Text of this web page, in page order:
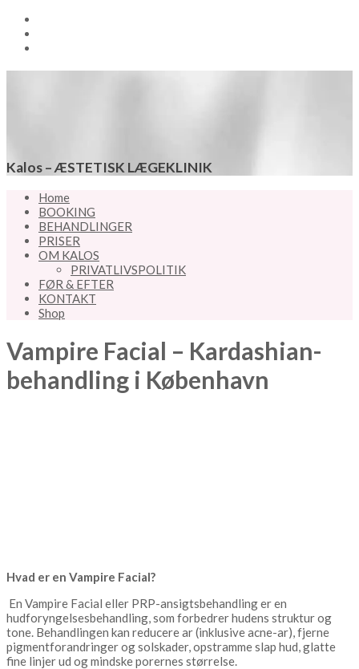
Kalos – ÆSTETISK LÆGEKLINIK
Home
BOOKING
BEHANDLINGER
PRISER
OM KALOS
PRIVATLIVSPOLITIK
FØR & EFTER
KONTAKT
Shop
Vampire Facial – Kardashian-
behandling i København
Hvad er en Vampire Facial?
En Vampire Facial eller PRP-ansigtsbehandling er en
hudforyngelsesbehandling, som forbedrer hudens struktur og
tone. Behandlingen kan reducere ar (inklusive acne-ar), fjerne
pigmentforandringer og solskader, opstramme slap hud, glatte
fine linjer ud og mindske porernes størrelse.